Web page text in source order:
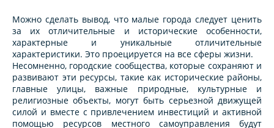
Можно сделать вывод, что малые города следует ценить
за их отличительные и исторические особенности,
характерные и уникальные отличительные
характеристики. Это проецируется на все сферы жизни.
Несомненно, городские сообщества, которые сохраняют и
развивают эти ресурсы, такие как исторические районы,
главные улицы, важные природные, культурные и
религиозные объекты, могут быть серьезной движущей
силой и вместе с привлечением инвестиций и активной
помощью ресурсов местного самоуправления будут